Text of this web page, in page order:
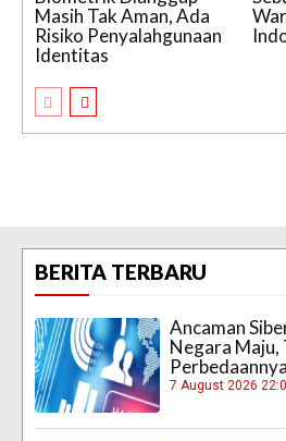
Masih Tak Aman, Ada
Risiko Penyalahgunaan
Identitas
BERITA TERBARU
Ancaman
Negara Maju,
Perbedaannya
7 August 2026